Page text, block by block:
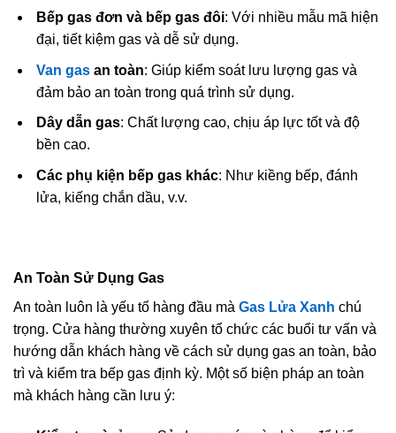
Bếp gas đơn và bếp gas đôi: Với nhiều mẫu mã hiện
đại, tiết kiệm gas và dễ sử dụng.
Van gasan toàn: Giúp kiểm soát lưu lượng gas và
đảm bảo an toàn trong quá trình sử dụng.
Dây dẫn gas: Chất lượng cao, chịu áp lực tốt và độ
bền cao.
Các phụ kiện bếp gas khác: Như kiềng bếp, đánh
lửa, kiếng chắn dầu, v.v.
An Toàn Sử Dụng Gas
An toàn luôn là yếu tố hàng đầu mà Gas Lửa Xanh chú
trọng. Cửa hàng thường xuyên tổ chức các buổi tư vấn và
hướng dẫn khách hàng về cách sử dụng gas an toàn, bảo
trì và kiểm tra bếp gas định kỳ. Một số biện pháp an toàn
mà khách hàng cần lưu ý: